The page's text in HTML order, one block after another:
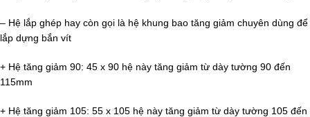
– Hệ lắp ghép hay còn gọi là hệ khung bao tăng giảm chuyên dùng để
lắp dựng bắn vít
+ Hệ tăng giảm 90: 45 x 90 hệ này tăng giảm từ dày tường 90 đến
115mm
+ Hệ tăng giảm 105: 55 x 105 hệ này tăng giảm từ dày tường 105 đến